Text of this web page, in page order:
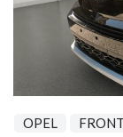
OPEL